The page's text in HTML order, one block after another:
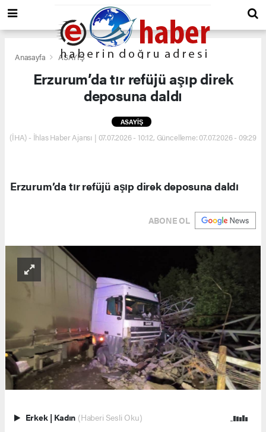
Anasayfa ASAYİŞ
Erzurum’da tır refüjü aşıp direk
deposuna daldı
ASAYİŞ
(İHA) - İhlas Haber Ajansı | 07.07.2026 - 10:12, Güncelleme: 07.07.2026 - 09:29
Erzurum’da tır refüjü aşıp direk deposuna daldı
ABONE OL
Erkek | Kadın (Haberi Sesli Oku)